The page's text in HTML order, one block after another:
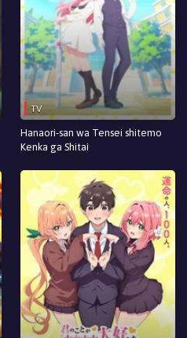
TV
Hanaori-san wa Tensei shitemo
Kenka ga Shitai